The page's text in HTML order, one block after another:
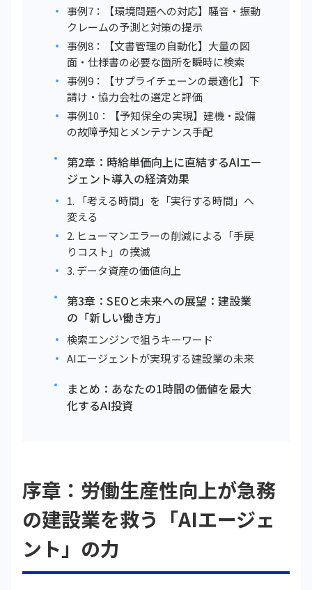
事例7：【環境問題への対応】騒音・振動
クレームの予測と対策の提示
事例8：【文書管理の自動化】大量の図
面・仕様書の必要な箇所を瞬時に検索
事例9：【サプライチェーンの最適化】下
請け・協力会社の選定と評価
事例10：【予知保全の実現】建機・設備
の故障予知とメンテナンス手配
第2章：時給単価向上に直結するAIエー
ジェント導入の経済効果
1. 「考える時間」を「実行する時間」へ
変える
2. ヒューマンエラーの削減による「手戻
りコスト」の撲滅
3. データ資産の価値向上
第3章：SEOと未来への展望：建設業
の「新しい働き方」
検索エンジンで狙うキーワード
AIエージェントが実現する建設業の未来
まとめ：あなたの1時間の価値を最大
化するAI投資
序章：労働生産性向上が急務
の建設業を救う「AIエージェ
ント」の力